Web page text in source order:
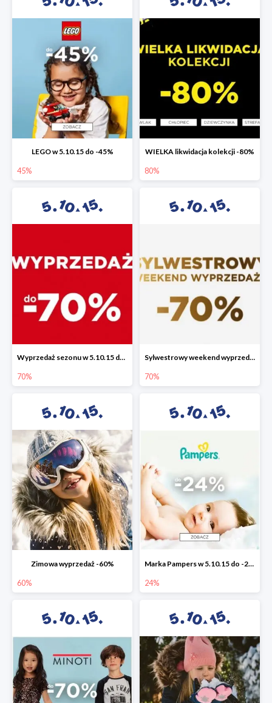
LEGO w 5.10.15 do -45%
45%
WIELKA likwidacja kolekcji -80%
80%
Wyprzedaż sezonu w 5.10.15 do -70%
70%
Sylwestrowy weekend wyprzedaży do -70%
70%
Zimowa wyprzedaż -60%
60%
Marka Pampers w 5.10.15 do -24%
24%